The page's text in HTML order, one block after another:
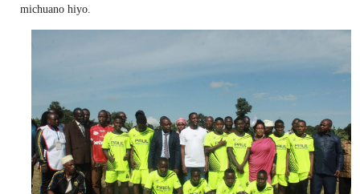
michuano hiyo.